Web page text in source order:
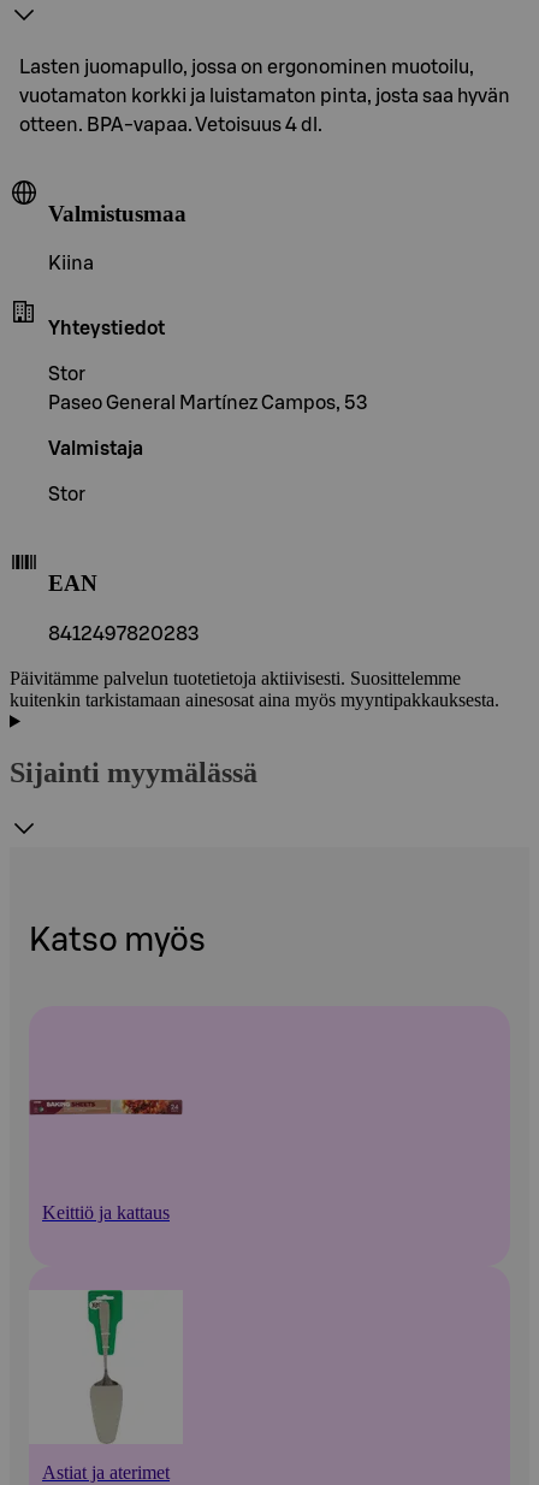
Lasten juomapullo, jossa on ergonominen muotoilu,
vuotamaton korkki ja luistamaton pinta, josta saa hyvän
otteen. BPA-vapaa. Vetoisuus 4 dl.
Valmistusmaa
Kiina
Yhteystiedot
Stor
Paseo General Martínez Campos, 53
Valmistaja
Stor
EAN
8412497820283
Päivitämme palvelun tuotetietoja aktiivisesti. Suosittelemme
kuitenkin tarkistamaan ainesosat aina myös myyntipakkauksesta.
Sijainti myymälässä
Katso myös
Keittiö ja kattaus
Astiat ja aterimet